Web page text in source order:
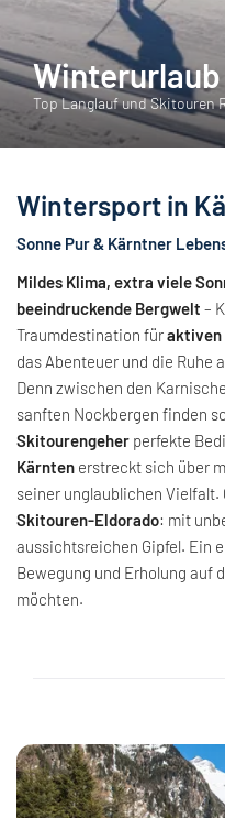
Top Langlauf und Skitouren
Wintersport in
Sonne Pur & Kärntner
Mildes Klima, extra viele
beeindruckende Bergwelt –
Traumdestination füraktiven
das Abenteuer und die Ruhe
Denn zwischen den
sanften Nockbergen finden
Skitourengeher perfekte
Kärnten erstreckt sich über
seiner unglaublichen
Skitouren-Eldorado: mit
aussichtsreichen Gipfel. Ein
Bewegung und Erholung auf
möchten.